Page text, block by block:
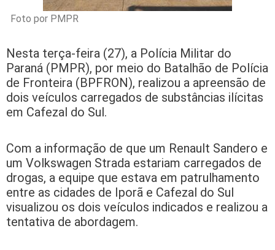
Foto por PMPR
Nesta terça-feira (27), a Polícia Militar do
Paraná (PMPR), por meio do Batalhão de Polícia
de Fronteira (BPFRON), realizou a apreensão de
dois veículos carregados de substâncias ilícitas
em Cafezal do Sul.
Com a informação de que um Renault Sandero e
um Volkswagen Strada estariam carregados de
drogas, a equipe que estava em patrulhamento
entre as cidades de Iporã e Cafezal do Sul
visualizou os dois veículos indicados e realizou a
tentativa de abordagem.